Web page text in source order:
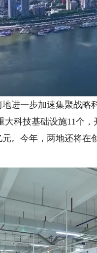
一步加速集聚战略
科技基础设施11个
。今年，两地还将